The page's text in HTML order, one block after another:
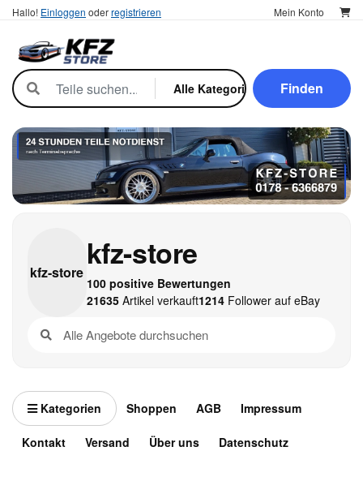
Hallo! Einloggen oderregistrieren Mein Konto
Finden
kfz-store
kfz-store
100 positive Bewertungen
21635Artikel verkauft1214Follower auf eBay
Kategorien Shoppen AGB Impressum
Kontakt Versand Über uns Datenschutz